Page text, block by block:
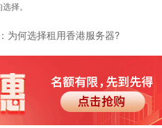
择。
为何选择租用香港服务器?